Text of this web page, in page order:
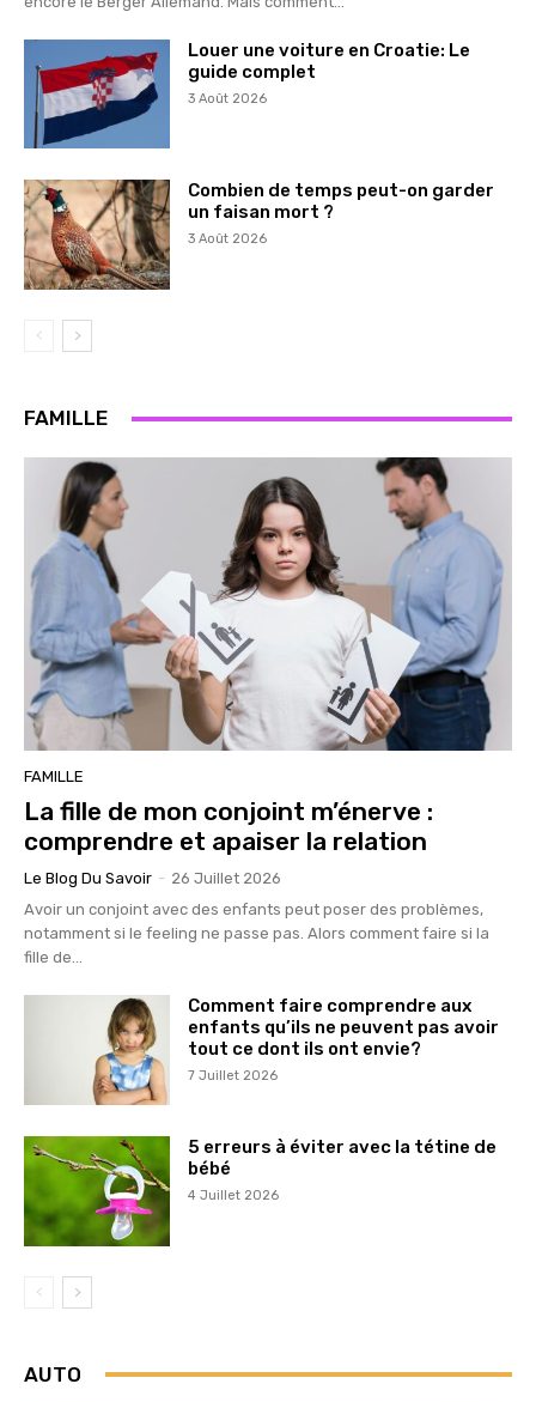
Louer une voiture en Croatie: Le
guide complet
3 Août 2026
Combien de temps peut-on garder
un faisan mort ?
3 Août 2026
FAMILLE
FAMILLE
La fille de mon conjoint m’énerve :
comprendre et apaiser la relation
Le Blog Du Savoir - 26 Juillet 2026
Avoir un conjoint avec des enfants peut poser des problèmes,
notamment si le feeling ne passe pas. Alors comment faire si la
fille de...
Comment faire comprendre aux
enfants qu’ils ne peuvent pas avoir
tout ce dont ils ont envie?
7 Juillet 2026
5 erreurs à éviter avec la tétine de
bébé
4 Juillet 2026
AUTO